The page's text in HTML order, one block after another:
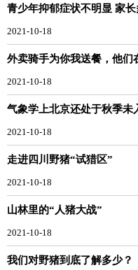
青少年抑郁症状不明显 家
2021-10-18
外卖骑手为你我送餐，他们
2021-10-18
气象学上北京还处于秋季未
2021-10-18
走进四川野猪“试猎区”
2021-10-18
山林里的“人猪大战”
2021-10-18
我们对野猪到底了解多少？